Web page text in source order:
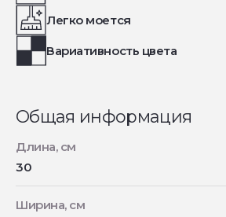
Легко моется
Вариативность цвета
Общая информация
Длина, см
30
Ширина, см